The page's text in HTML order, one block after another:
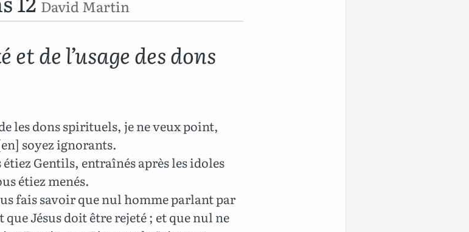
David Martin
et de l’usage des dons
les dons spirituels, je ne veux point,
soyez ignorants.
étiez Gentils, entraînés après les idoles
étiez menés.
fais savoir que nul homme parlant par
que Jésus doit être rejeté ; et que nul ne